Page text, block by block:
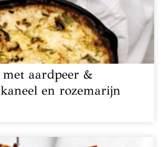
aardpeer &
en rozemarijn